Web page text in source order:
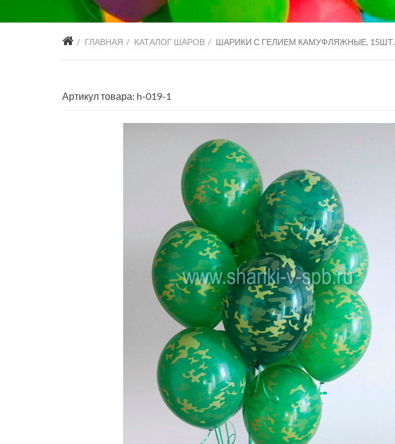
ГЛАВНАЯ КАТАЛОГ ШАРОВ ШАРИКИ С ГЕЛИЕМ КАМУФЛЯЖНЫЕ, 15ШТ.
Артикул товара: h-019-1